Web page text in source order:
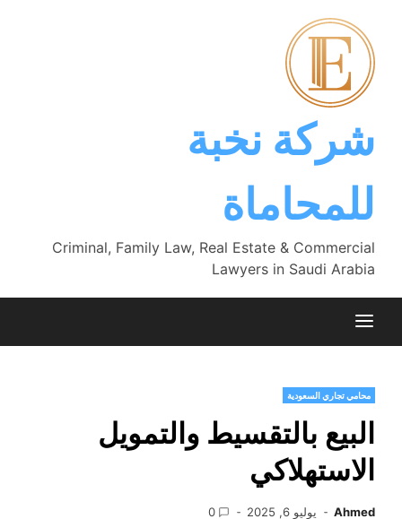
content
شركة نخبة
للمحاماة
Criminal, Family Law, Real Estate & Commercial
Lawyers in Saudi Arabia
محامي تجاري السعودية
البيع بالتقسيط والتمويل
الاستهلاكي
Ahmed يوليو 6, 2025 0